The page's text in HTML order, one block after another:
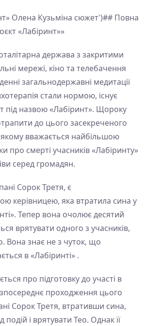
Олена Кузьміна сюжет')## Повна
«Лабіринт»»
держава з закритими
мережі, кіно та телебачення
загальнодержавні медитації
стали нормою, існує
під назвою «Лабіринт». Щороку
до цього засекреченого
якому вважається найбільшою
про смерті учасників «Лабіринту»
серед громадян.
Сорок Третя, є
керівницею, яка втратила сина у
Тепер вона очолює десятий
врятувати одного з учасників,
Вона знає не з чуток, що
в «Лабіринті» .
про підготовку до участі в
проходження цього
Сорок Третя, втративши сина,
подій і врятувати Тео. Однак її